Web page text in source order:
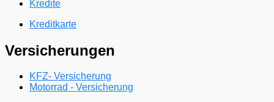
Kredite
Kreditkarte
Versicherungen
KFZ- Versicherung
Motorrad - Versicherung